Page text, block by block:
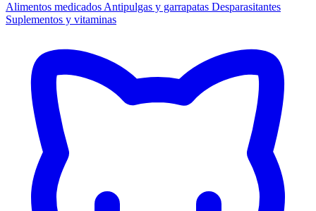
Alimentos medicados Antipulgas y garrapatas Desparasitantes
Suplementos y vitaminas